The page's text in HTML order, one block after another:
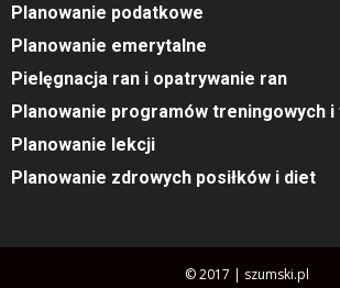
Planowanie podatkowe
Planowanie emerytalne
Pielęgnacja ran i opatrywanie ran
Planowanie programów treningowych
Planowanie lekcji
Planowanie zdrowych posiłków i diet
© 2017 | szumski.pl